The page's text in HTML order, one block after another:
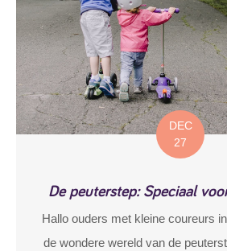
DEC
27
De peuterstep: Speciaal
Hallo ouders met kleine coureurs
de wondere wereld van de